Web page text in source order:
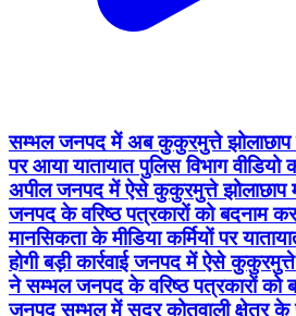
सम्भल जनपद में अब कुकुरमुत्ते झोलाछाप
पर आया यातायात पुलिस विभाग
अपील जनपद में ऐसे कुकुरमुत्ते झोलाछाप
जनपद के वरिष्ठ पत्रकारों को बदनाम
मानसिकता के मीडिया कर्मियों पर
होगी बड़ी कार्रवाई जनपद में ऐसे कुकुरमुत्ते
ने सम्भल जनपद के वरिष्ठ पत्रकारों को
जनपद सम्भल में सदर कोतवाली क्षेत्र के